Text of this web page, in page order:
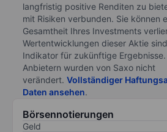
langfristig positive Renditen zu
mit Risiken verbunden. Sie können
Gesamtheit Ihres Investments
Wertentwicklungen dieser Aktie
Indikator für zukünftige
Anbietern wurden von Saxo nicht
verändert. Vollständiger
Daten ansehen.
Börsennotierungen
Geld